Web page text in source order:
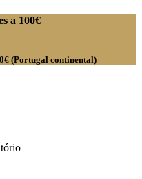
a 100€
(Portugal continental)